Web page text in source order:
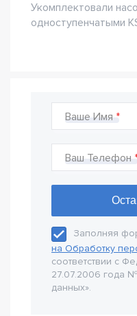
Укомплектовали
одноступенчатыми
Ваше Имя
Ваш Телефон
Заполняя
на Обработку
соответствии с
27.07.2006 года
данных».